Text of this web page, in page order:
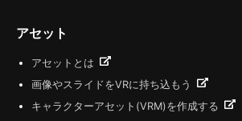
アセット
アセットとは
画像やスライドをVRに持ち込もう
キャラクターアセット(VRM)を作成する